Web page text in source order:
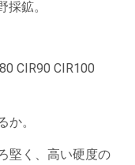
鉱。
CIR90 CIR100
。
堅く、高い硬度の